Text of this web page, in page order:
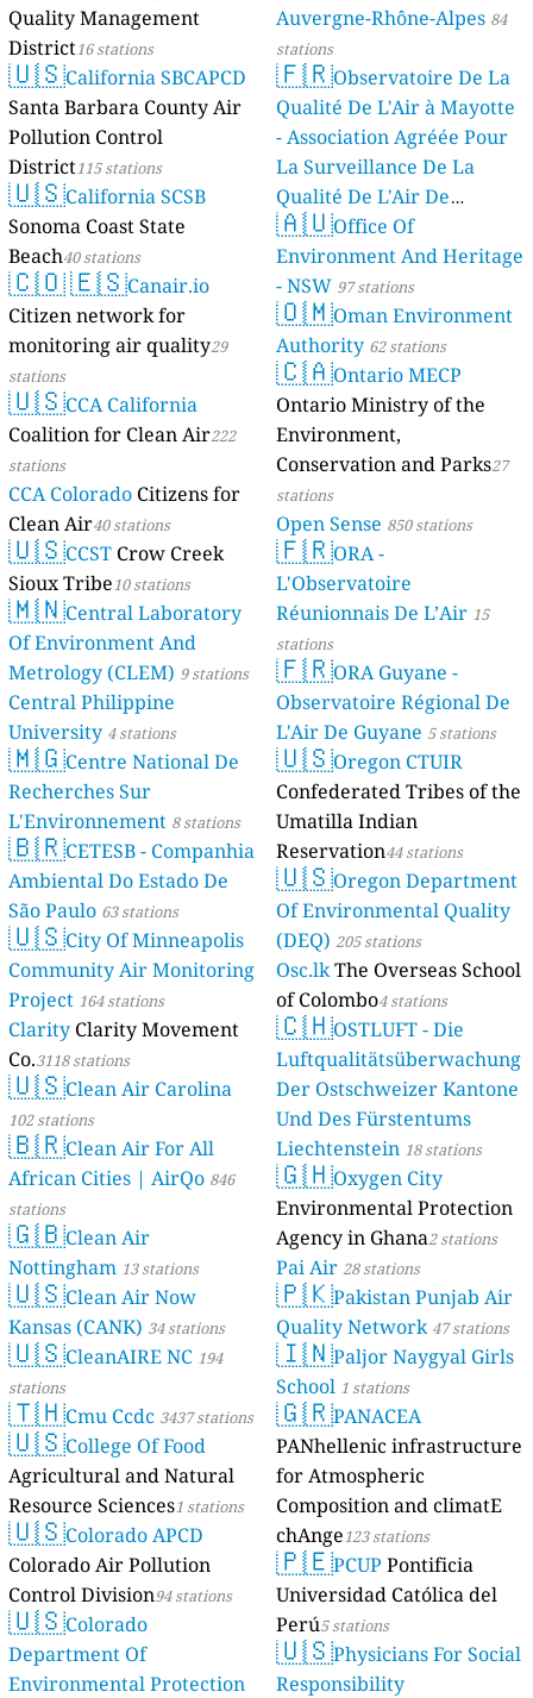
Quality Management
District16 stations
🇺🇸California SBCAPCD
Santa Barbara County Air
Pollution Control
District115 stations
🇺🇸California SCSB
Sonoma Coast State
Beach40 stations
🇨🇴🇪🇸Canair.io
Citizen network for
monitoring air quality29
stations
🇺🇸CCA California
Coalition for Clean Air222
stations
CCA Colorado Citizens for
Clean Air40 stations
🇺🇸CCST Crow Creek
Sioux Tribe10 stations
🇲🇳Central Laboratory
Of Environment And
Metrology (CLEM) 9 stations
Central Philippine
University 4 stations
🇲🇬Centre National De
Recherches Sur
L'Environnement 8 stations
🇧🇷CETESB - Companhia
Ambiental Do Estado De
São Paulo 63 stations
🇺🇸City Of Minneapolis
Community Air Monitoring
Project 164 stations
Clarity Clarity Movement
Co.3118 stations
🇺🇸Clean Air Carolina
102 stations
🇧🇷Clean Air For All
African Cities | AirQo 846
stations
🇬🇧Clean Air
Nottingham 13 stations
🇺🇸Clean Air Now
Kansas (CANK) 34 stations
🇺🇸CleanAIRE NC 194
stations
🇹🇭Cmu Ccdc 3437 stations
🇺🇸College Of Food
Agricultural and Natural
Resource Sciences1 stations
🇺🇸Colorado APCD
Colorado Air Pollution
Control Division94 stations
🇺🇸Colorado
Department Of
Environmental Protection
Auvergne-Rhône-Alpes 84
stations
🇫🇷Observatoire De La
Qualité De L'Air à Mayotte
- Association Agréée Pour
La Surveillance De La
Qualité De L'Air De
Mayotte 4 stations
🇦🇺Office Of
Environment And Heritage
- NSW 97 stations
🇴🇲Oman Environment
Authority 62 stations
🇨🇦Ontario MECP
Ontario Ministry of the
Environment,
Conservation and Parks27
stations
Open Sense 850 stations
🇫🇷ORA -
L'Observatoire
Réunionnais De L’Air 15
stations
🇫🇷ORA Guyane -
Observatoire Régional De
L'Air De Guyane 5 stations
🇺🇸Oregon CTUIR
Confederated Tribes of the
Umatilla Indian
Reservation44 stations
🇺🇸Oregon Department
Of Environmental Quality
(DEQ) 205 stations
Osc.lkThe Overseas School
of Colombo4 stations
🇨🇭OSTLUFT - Die
Luftqualitätsüberwachung
Der Ostschweizer Kantone
Und Des Fürstentums
Liechtenstein 18 stations
🇬🇭Oxygen City
Environmental Protection
Agency in Ghana2 stations
Pai Air 28 stations
🇵🇰Pakistan Punjab Air
Quality Network 47 stations
🇮🇳Paljor Naygyal Girls
School 1 stations
🇬🇷PANACEA
PANhellenic infrastructure
for Atmospheric
Composition and climatE
chAnge123 stations
🇵🇪PCUP Pontificia
Universidad Católica del
Perú5 stations
🇺🇸Physicians For Social
Responsibility